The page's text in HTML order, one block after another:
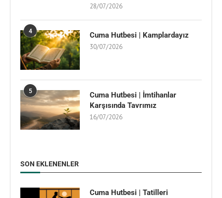
28/07/2026
4 Cuma Hutbesi | Kamplardayız
30/07/2026
5
Cuma Hutbesi | İmtihanlar
Karşısında Tavrımız
16/07/2026
SON EKLENENLER
Cuma Hutbesi | Tatilleri